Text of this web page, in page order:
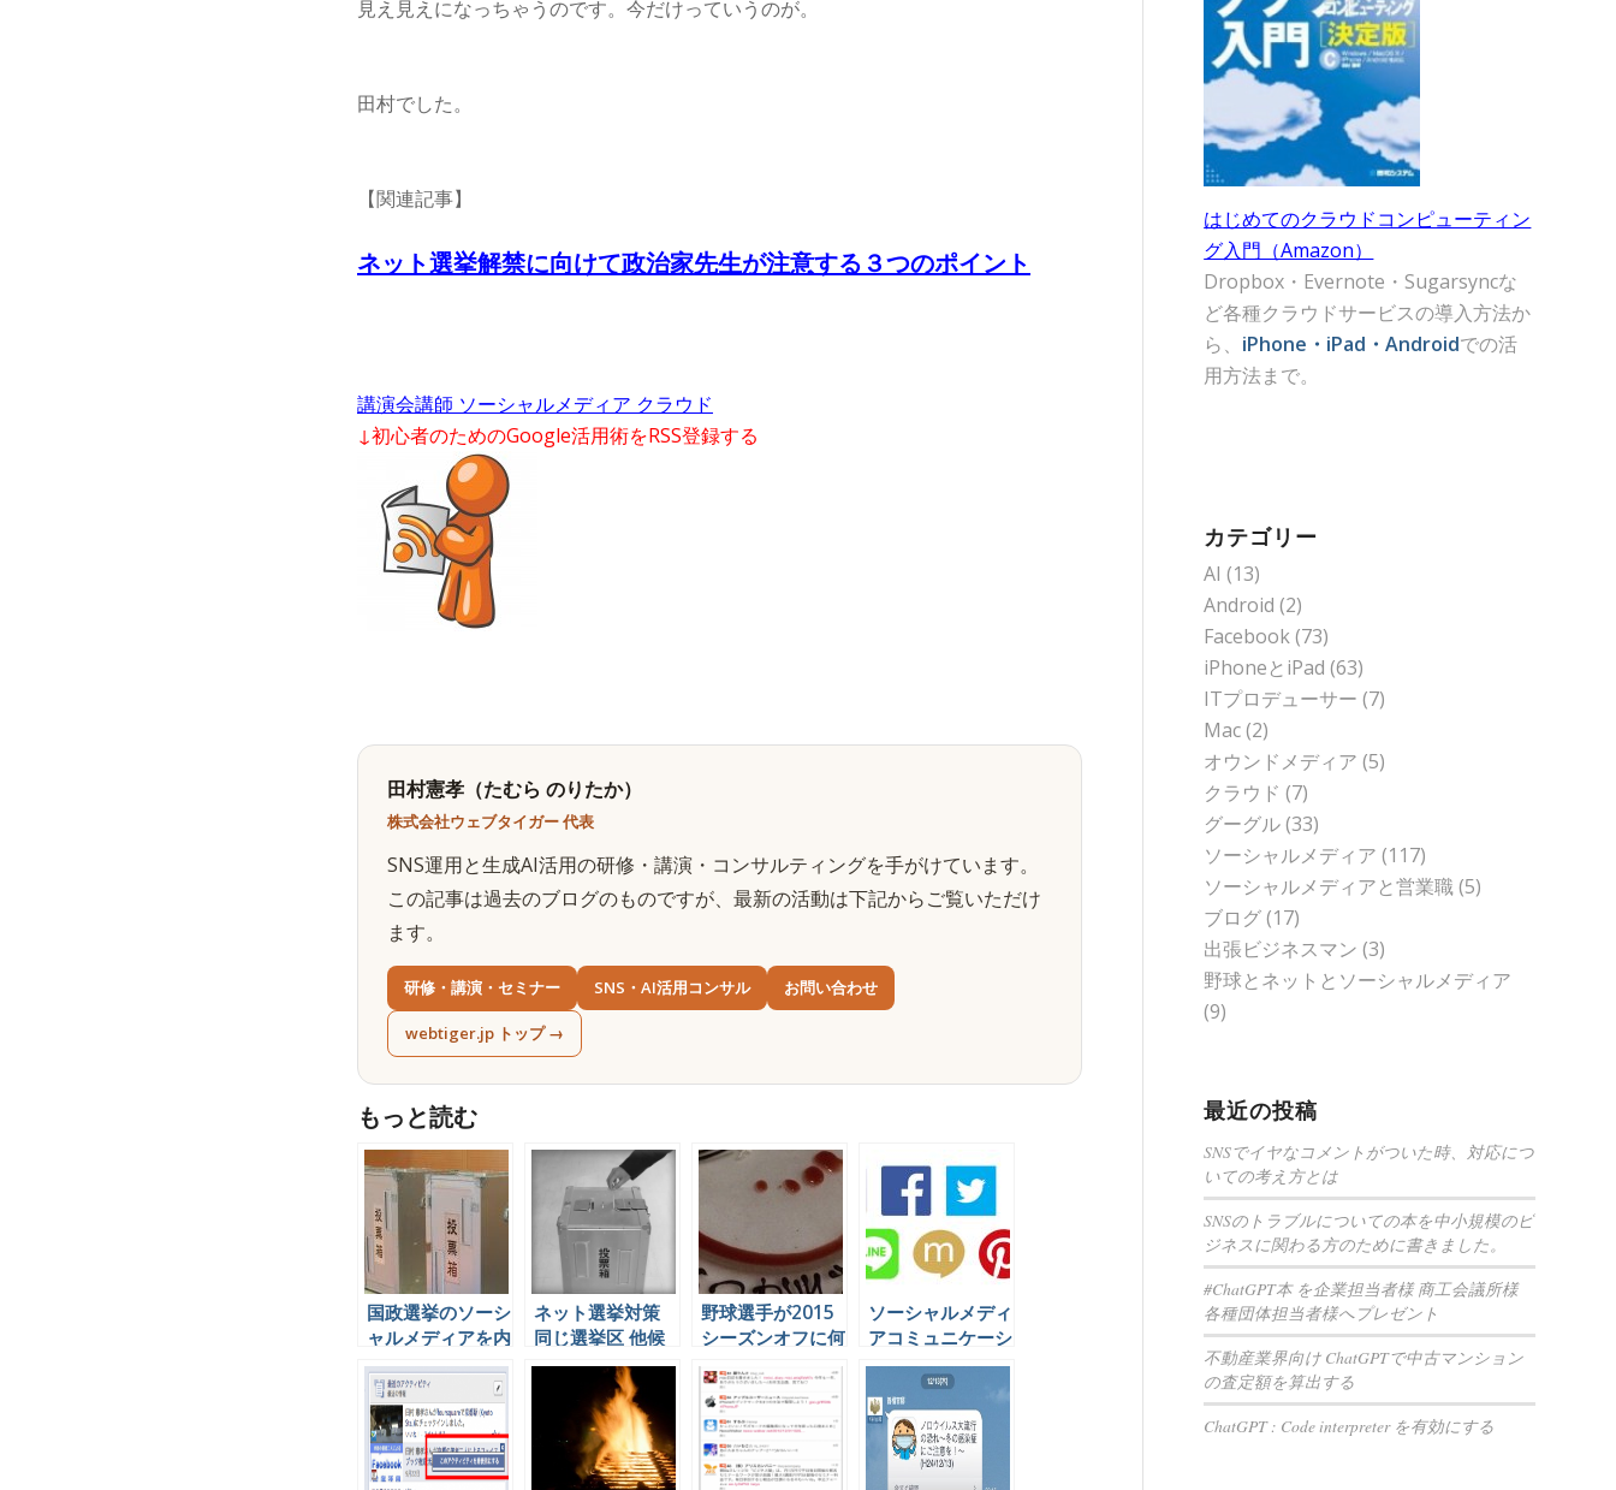
見え見えになっちゃうのです。今だけっていうのが。
田村でした。
【関連記事】
ネット選挙解禁に向けて政治家先生が注意する３つのポイント
講演会講師 ソーシャルメディア クラウド
↓初心者のためのGoogle活用術をRSS登録する
田村憲孝（たむら のりたか）
株式会社ウェブタイガー 代表
SNS運用と生成AI活用の研修・講演・コンサルティングを手がけています。
この記事は過去のブログのものですが、最新の活動は下記からご覧いただけ
ます。
研修・講演・セミナー SNS・AI活用コンサル お問い合わせ
webtiger.jp トップ →
もっと読む
国政選挙のソーシ
ャルメディアを内
側から見て感じた
ことを書いてみよ
う。
ネット選挙対策
同じ選挙区 他候
補のソーシャルメ
ディアの影響度を
分析できるツール
野球選手が2015
シーズンオフに何
をやっているかを
Twitterで見てみ
よう
ソーシャルメディ
アコミュニケーシ
ョンの代行業務を
できる会社は日本
にほとんど無いら
しい。
はじめてのクラウドコンピューティン
グ入門（Amazon）
Dropbox・Evernote・Sugarsyncな
ど各種クラウドサービスの導入方法か
ら、 iPhone・iPad・Androidでの活
用方法まで。
カテゴリー
AI (13)
Android (2)
Facebook(73)
iPhoneとiPad (63)
ITプロデューサー (7)
Mac(2)
オウンドメディア (5)
クラウド (7)
グーグル(33)
ソーシャルメディア (117)
ソーシャルメディアと営業職(5)
ブログ(17)
出張ビジネスマン (3)
野球とネットとソーシャルメディア
(9)
最近の投稿
SNSでイヤなコメントがついた時、対応につ
いての考え方とは
SNSのトラブルについての本を中小規模のビ
ジネスに関わる方のために書きました。
#ChatGPT本 を企業担当者様 商工会議所様
各種団体担当者様へプレゼント
不動産業界向け ChatGPTで中古マンション
の査定額を算出する
ChatGPT : Code interpreter を有効にする